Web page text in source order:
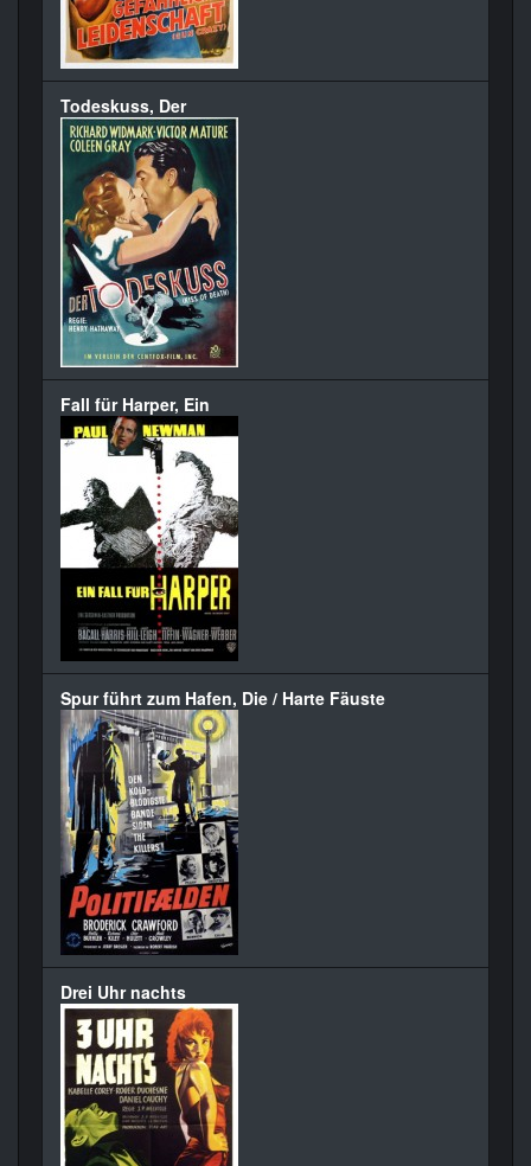
Todeskuss, Der
Fall für Harper, Ein
Spur führt zum Hafen, Die / Harte Fäuste
Drei Uhr nachts